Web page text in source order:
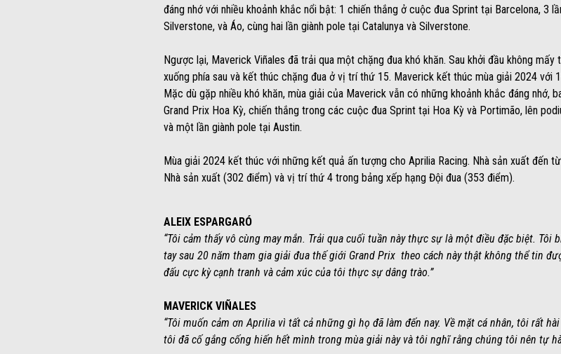
đáng nhớ với nhiều khoảnh khắc nổi bật: 1 chiến thắng ở cuộc đua Sprint tại Barcelona, 3
Silverstone, và Áo, cùng hai lần giành pole tại Catalunya và Silverstone.
Ngược lại, Maverick Viñales đã trải qua một chặng đua khó khăn. Sau khởi đầu không
xuống phía sau và kết thúc chặng đua ở vị trí thứ 15. Maverick kết thúc mùa giải 2024 với
Mặc dù gặp nhiều khó khăn, mùa giải của Maverick vẫn có những khoảnh khắc đáng nhớ,
Grand Prix Hoa Kỳ, chiến thắng trong các cuộc đua Sprint tại Hoa Kỳ và Portimão, lên
và một lần giành pole tại Austin.
Mùa giải 2024 kết thúc với những kết quả ấn tượng cho Aprilia Racing. Nhà sản xuất đến
Nhà sản xuất (302 điểm) và vị trí thứ 4 trong bảng xếp hạng Đội đua (353 điểm).
ALEIX ESPARGARÓ
“Tôi cảm thấy vô cùng may mắn. Trải qua cuối tuần này thực sự là một điều đặc biệt.
tay sau 20 năm tham gia giải đua thế giới Grand Prix theo cách này thật không thể tin
đấu cực kỳ cạnh tranh và cảm xúc của tôi thực sự dâng trào.”
MAVERICK VIÑALES
“Tôi muốn cảm ơn Aprilia vì tất cả những gì họ đã làm đến nay. Về mặt cá nhân, tôi rất
tôi đã cố gắng cống hiến hết mình trong mùa giải này và tôi nghĩ rằng chúng tôi nên tự